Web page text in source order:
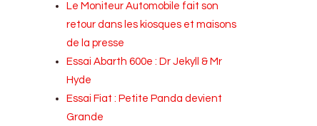
Le Moniteur Automobile fait son
retour dans les kiosques et maisons
de la presse
Essai Abarth 600e : Dr Jekyll & Mr
Hyde
Essai Fiat : Petite Panda devient
Grande